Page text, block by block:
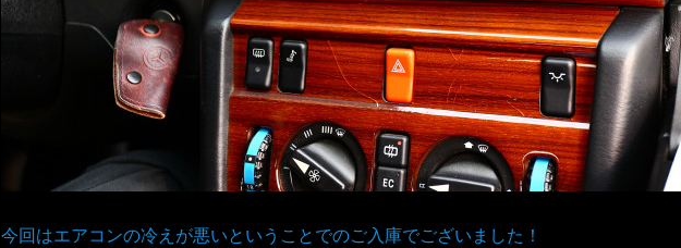
今回はエアコンの冷えが悪いということでのご入庫でございました！